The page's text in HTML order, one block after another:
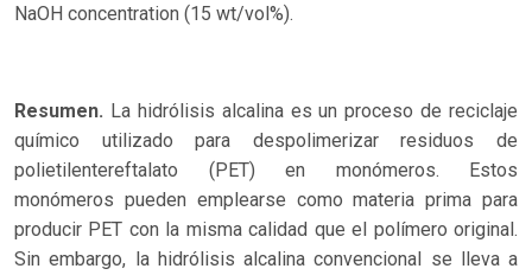
NaOH concentration (15 wt/vol%).
Resumen. La hidrólisis alcalina es un proceso de reciclaje
químico utilizado para despolimerizar residuos de
polietilentereftalato (PET) en monómeros. Estos
monómeros pueden emplearse como materia prima para
producir PET con la misma calidad que el polímero original.
Sin embargo, la hidrólisis alcalina convencional se lleva a